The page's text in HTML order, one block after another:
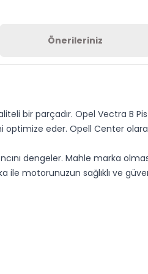
Önerileriniz
bir parçadır. Opel Vectra B
optimize eder. Opell Center
dengeler. Mahle marka
motorunuzun sağlıklı ve